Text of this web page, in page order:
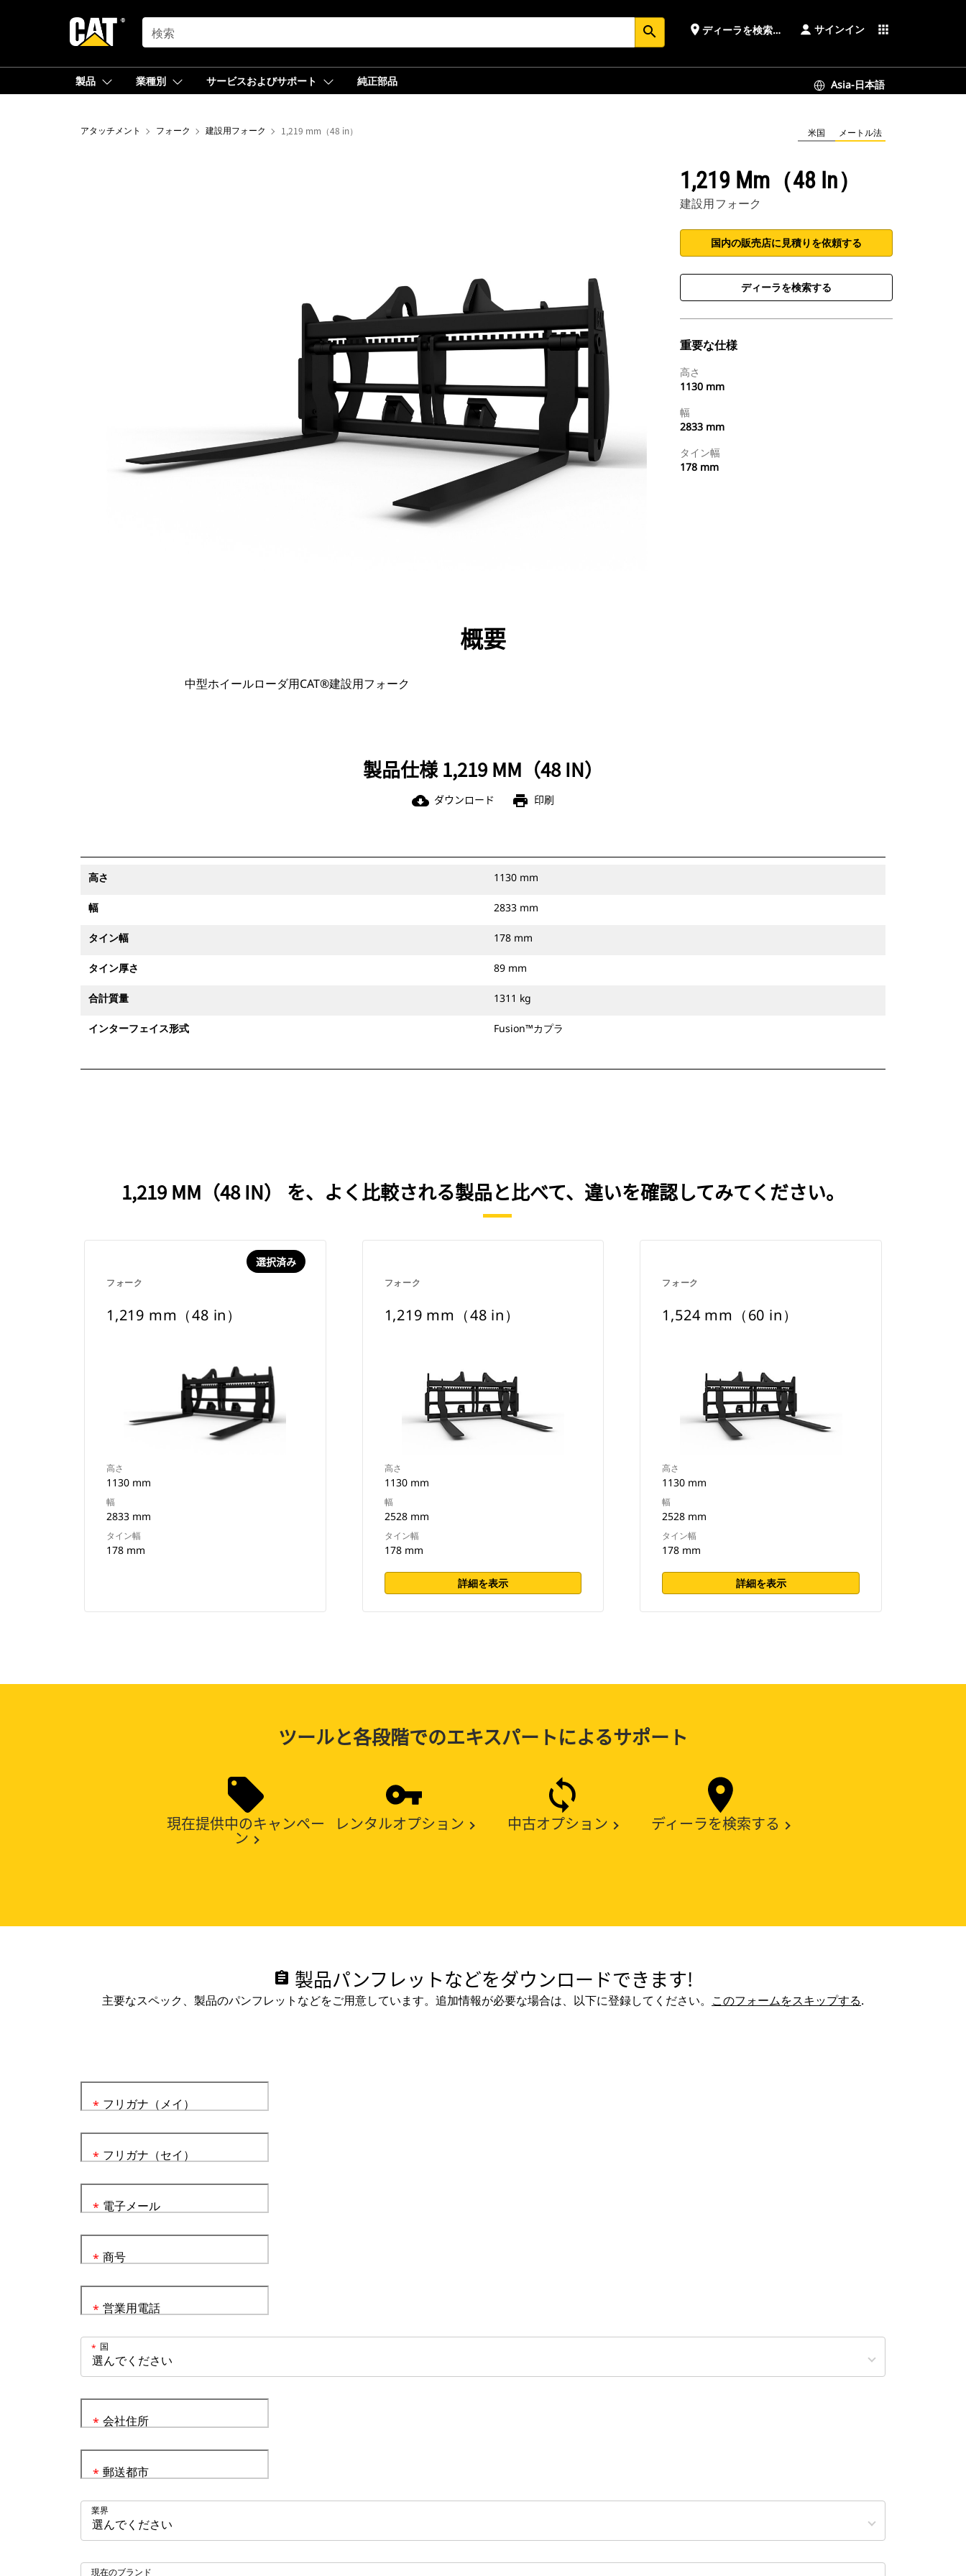
SEARCH search place ディーラを検索する サインイン apps
製品 業種別 サービスおよびサポート 純正部品 Asia-日本語
アタッチメント フォーク 建設用フォーク 1,219 mm（48 in） 米国 メートル法
1,219 Mm（48 In）
建設用フォーク
国内の販売店に見積りを依頼する
ディーラを検索する
重要な仕様
高さ
1130 mm
幅
2833 mm
タイン幅
178 mm
ツアー
概要
中型ホイールローダ用CAT®建設用フォーク
製品仕様 1,219 MM（48 IN）
cloud_download ダウンロード print 印刷
高さ 1130 mm
幅 2833 mm
タイン幅 178 mm
タイン厚さ 89 mm
合計質量 1311 kg
インターフェイス形式 Fusion™カプラ
1,219 MM（48 IN） を、よく比較される製品と比べて、違いを確認してみてください。
フォーク
選択済み
1,219 mm（48 in）
高さ
1130 mm
幅
2833 mm
タイン幅
178 mm
フォーク
1,219 mm（48 in）
高さ
1130 mm
幅
2528 mm
タイン幅
178 mm
詳細を表示
フォーク
1,524 mm（60 in）
高さ
1130 mm
幅
2528 mm
タイン幅
178 mm
詳細を表示
ツールと各段階でのエキスパートによるサポート
現在提供中のキャンペー
ン
レンタルオプション 中古オプション ディーラを検索する
assignment 製品パンフレットなどをダウンロードできます!
主要なスペック、製品のパンフレットなどをご用意しています。追加情報が必要な場合は、以下に登録してください。 このフォームをスキップする.
フリガナ（メイ）
*
フリガナ（セイ）
*
電子メール
*
商号
*
営業用電話
*
国
*
会社住所
*
郵送都市
*
業界
現在のブランド